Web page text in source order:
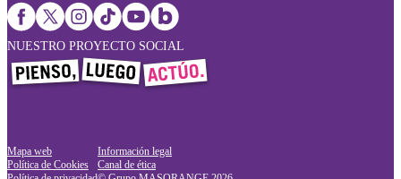
NUESTRO PROYECTO SOCIAL
Mapa web
Política de Cookies
Información legal
Canal de ética